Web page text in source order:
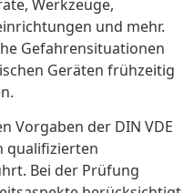
Werkzeuge,
und mehr.
Gefahrensituationen
Geräten frühzeitig
Vorgaben der DIN VDE
qualifizierten
Bei der Prüfung